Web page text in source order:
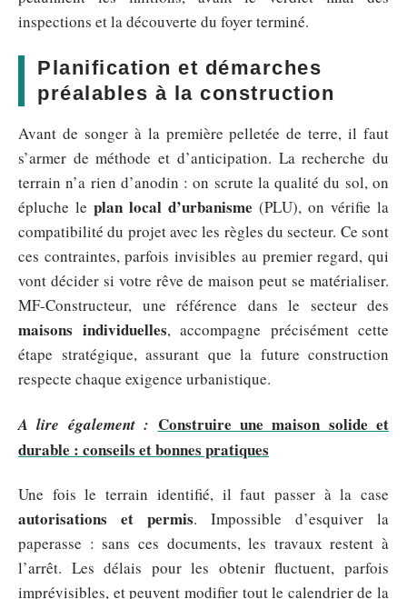
inspections et la découverte du foyer terminé.
Planification et démarches
préalables à la construction
Avant de songer à la première pelletée de terre, il faut
s’armer de méthode et d’anticipation. La recherche du
terrain n’a rien d’anodin : on scrute la qualité du sol, on
épluche le plan local d’urbanisme (PLU), on vérifie la
compatibilité du projet avec les règles du secteur. Ce sont
ces contraintes, parfois invisibles au premier regard, qui
vont décider si votre rêve de maison peut se matérialiser.
MF-Constructeur, une référence dans le secteur des
maisons individuelles, accompagne précisément cette
étape stratégique, assurant que la future construction
respecte chaque exigence urbanistique.
A lire également : Construire une maison solide et
durable : conseils et bonnes pratiques
Une fois le terrain identifié, il faut passer à la case
autorisations et permis. Impossible d’esquiver la
paperasse : sans ces documents, les travaux restent à
l’arrêt. Les délais pour les obtenir fluctuent, parfois
imprévisibles, et peuvent modifier tout le calendrier de la